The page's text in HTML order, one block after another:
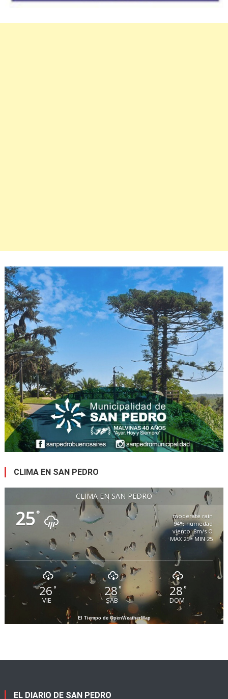
CLIMA EN SAN PEDRO
CLIMA EN SAN PEDRO
25°
moderate rain
94% humedad
viento: 8m/s O
MAX 25 • MIN 25
26°
VIE
28 °
SAB
28°
DOM
El Tiempo de OpenWeatherMap
EL DIARIO DE SAN PEDRO